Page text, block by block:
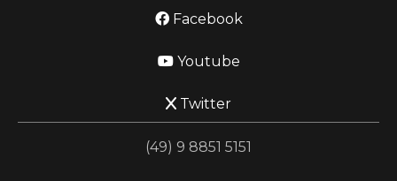
Facebook
Youtube
Twitter
(49) 9 8851 5151